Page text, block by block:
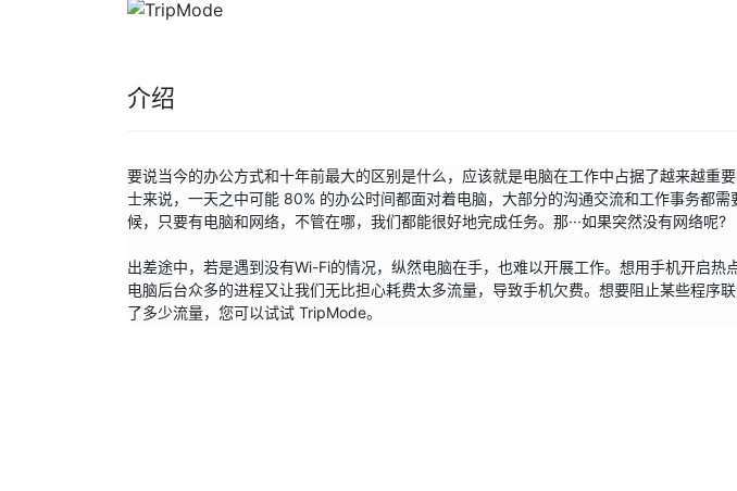
介绍
要说当今的办公方式和十年前最大的区别是什么，应该就是电脑在工作中占据了越来越重
士来说，一天之中可能 80% 的办公时间都面对着电脑，大部分的沟通交流和工作事务都需
候，只要有电脑和网络，不管在哪，我们都能很好地完成任务。那···如果突然没有网络呢?
出差途中，若是遇到没有Wi-Fi的情况，纵然电脑在手，也难以开展工作。想用手机开启热
电脑后台众多的进程又让我们无比担心耗费太多流量，导致手机欠费。想要阻止某些程序
了多少流量，您可以试试 TripMode。